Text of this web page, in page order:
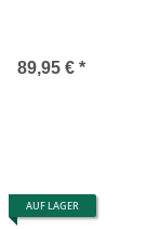
89,95 € *
AUF LAGER